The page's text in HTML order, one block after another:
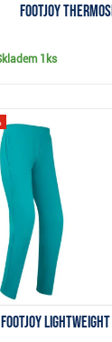
FootJoy
1ks
FootJoy